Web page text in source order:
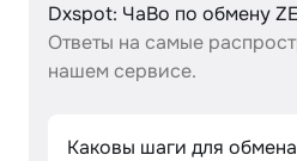
Dxspot: ЧаВо по обмену
Ответы на самые
нашем сервисе.
Каковы шаги для